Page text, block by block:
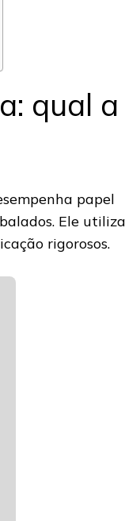
qual a
papel
Ele utiliza
rigorosos.